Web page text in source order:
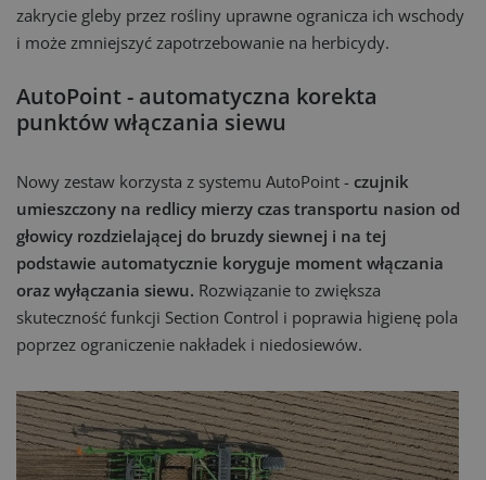
zakrycie gleby przez rośliny uprawne ogranicza ich wschody
i może zmniejszyć zapotrzebowanie na herbicydy.
AutoPoint - automatyczna korekta
punktów włączania siewu
Nowy zestaw korzysta z systemu AutoPoint - czujnik
umieszczony na redlicy mierzy czas transportu nasion od
głowicy rozdzielającej do bruzdy siewnej i na tej
podstawie automatycznie koryguje moment włączania
oraz wyłączania siewu. Rozwiązanie to zwiększa
skuteczność funkcji Section Control i poprawia higienę pola
poprzez ograniczenie nakładek i niedosiewów.